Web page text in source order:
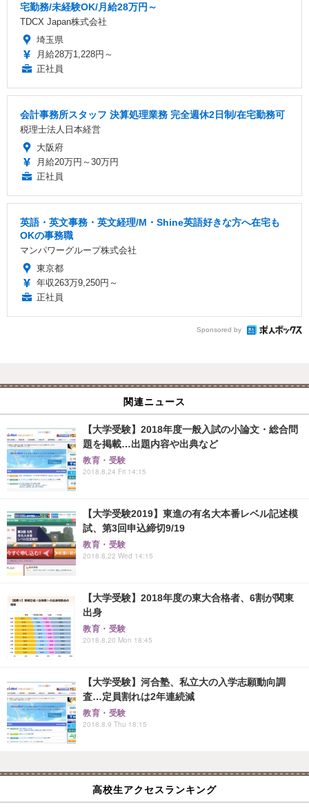
宅勤務/未経験OK/月給28万円～
TDCX Japan株式会社
埼玉県
月給28万1,228円～
正社員
会計事務所スタッフ 決算処理業務 完全週休2日制/在宅勤務可
税理士法人日本経営
大阪府
月給20万円～30万円
正社員
英語・英文事務・英文経理/M・Shine英語好きな方へ在宅も
OKの事務職
マンパワーグループ株式会社
東京都
年収263万9,250円～
正社員
Sponsored by
関連ニュース
【大学受験】2018年度一般入試の小論文・総合問
題を掲載…出題内容や出典など
教育・受験
2018.8.24 Fri 14:15
【大学受験2019】東進の有名大本番レベル記述模
試、第3回申込締切9/19
教育・受験
2018.8.22 Wed 14:15
【大学受験】2018年度の東大合格者、6割が関東
出身
教育・受験
2018.8.20 Mon 18:45
【大学受験】河合塾、私立大の入学志願動向調
査…定員割れは2年連続減
教育・受験
2018.8.9 Thu 18:15
高校生アクセスランキング